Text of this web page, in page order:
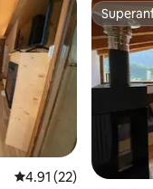
Calificación
4.91 (22)